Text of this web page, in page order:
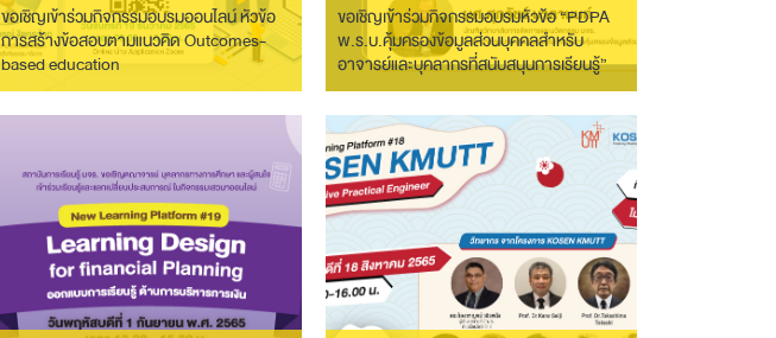
ขอเชิญเข้าร่วมกิจกรรมอบรมออนไลน์ หัวข้อ
การสร้างข้อสอบตามแนวคิด Outcomes-
based education
ขอเชิญเข้าร่วมกิจกรรมอบรมหัวข้อ “PDPA
พ.ร.บ.คุ้มครองข้อมูลส่วนบุคคลสำหรับ
อาจารย์และบุคลากรที่สนับสนุนการเรียนรู้”